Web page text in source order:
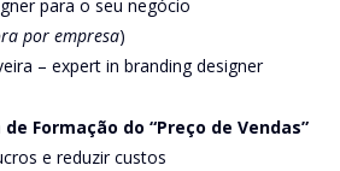
para o seu negócio
por empresa)
– expert in branding designer
Formação do “Preço de Vendas”
e reduzir custos